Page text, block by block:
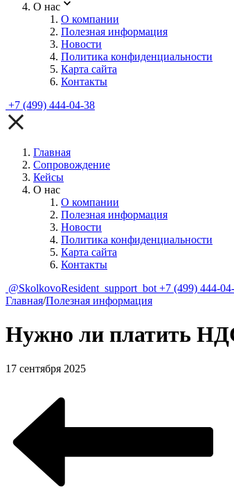
О нас
О компании
Полезная информация
Новости
Политика конфиденциальности
Карта сайта
Контакты
+7 (499) 444-04-38
Главная
Сопровождение
Кейсы
О нас
О компании
Полезная информация
Новости
Политика конфиденциальности
Карта сайта
Контакты
@SkolkovoResident_support_bot +7 (499) 444-
Главная/Полезная информация
Нужно ли платить
17 сентября 2025